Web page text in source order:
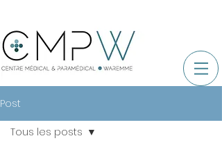
Post
Tous les posts